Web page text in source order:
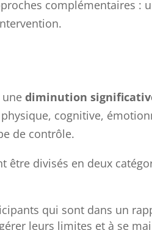
complémentaires :
unediminution
cognitive,
de contrôle.
être divisés en deux
qui sont dans un
leurs limites et à se